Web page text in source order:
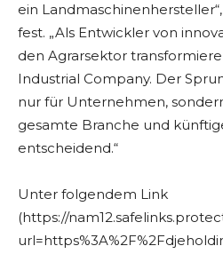
ein
fest. „Als Entwickler von
den Agrarsektor
Industrial Company. Der
nur für Unternehmen,
gesamte Branche und
entscheidend.“
Unter folgendem Link
(https://